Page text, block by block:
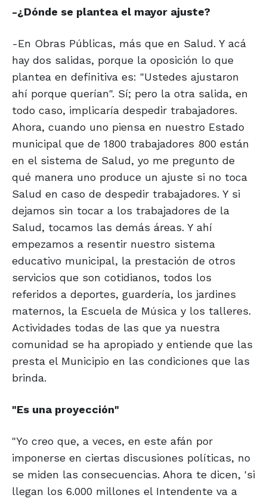
-¿Dónde se plantea el mayor ajuste?
-En Obras Públicas, más que en Salud. Y acá
hay dos salidas, porque la oposición lo que
plantea en definitiva es: "Ustedes ajustaron
ahí porque querían". Sí; pero la otra salida, en
todo caso, implicaría despedir trabajadores.
Ahora, cuando uno piensa en nuestro Estado
municipal que de 1800 trabajadores 800 están
en el sistema de Salud, yo me pregunto de
qué manera uno produce un ajuste si no toca
Salud en caso de despedir trabajadores. Y si
dejamos sin tocar a los trabajadores de la
Salud, tocamos las demás áreas. Y ahí
empezamos a resentir nuestro sistema
educativo municipal, la prestación de otros
servicios que son cotidianos, todos los
referidos a deportes, guardería, los jardines
maternos, la Escuela de Música y los talleres.
Actividades todas de las que ya nuestra
comunidad se ha apropiado y entiende que las
presta el Municipio en las condiciones que las
brinda.
"Es una proyección"
"Yo creo que, a veces, en este afán por
imponerse en ciertas discusiones políticas, no
se miden las consecuencias. Ahora te dicen, 'si
llegan los 6.000 millones el Intendente va a